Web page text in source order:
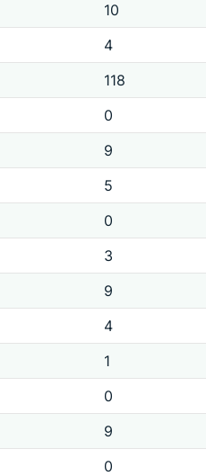
10
4
118
0
9
5
0
3
9
4
1
0
9
0